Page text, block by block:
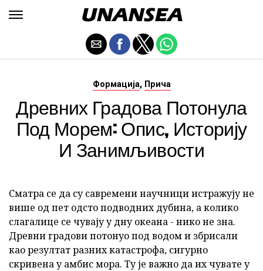
Формација, Прича
Древних Градова Потонула
Под Морем: Опис, Историју
И Занимљивости
Сматра се да су савремени научници истражују не
више од пет одсто подводних дубина, а колико
слагалице се чувају у дну океана - нико не зна.
Древни градови потонуо под водом и збрисали
као резултат разних катастрофа, сигурно
скривена у амбис мора. Ту је важно да их чувате у